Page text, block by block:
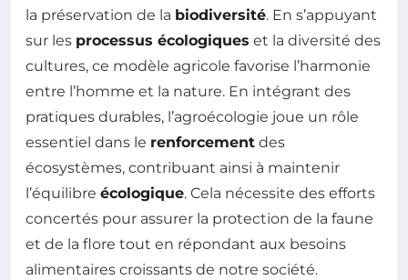
la préservation de la biodiversité. En s’appuyant
sur les processus écologiques et la diversité des
cultures, ce modèle agricole favorise l’harmonie
entre l’homme et la nature. En intégrant des
pratiques durables, l’agroécologie joue un rôle
essentiel dans le renforcement des
écosystèmes, contribuant ainsi à maintenir
l’équilibre écologique. Cela nécessite des efforts
concertés pour assurer la protection de la faune
et de la flore tout en répondant aux besoins
alimentaires croissants de notre société.